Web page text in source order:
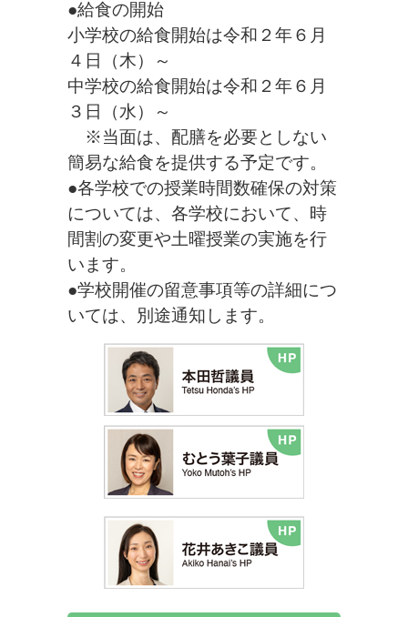
●給食の開始
小学校の給食開始は令和２年６月
４日（木）～
中学校の給食開始は令和２年６月
３日（水）～
※当面は、配膳を必要としない
簡易な給食を提供する予定です。
●各学校での授業時間数確保の対策
については、各学校において、時
間割の変更や土曜授業の実施を行
います。
●学校開催の留意事項等の詳細につ
いては、別途通知します。